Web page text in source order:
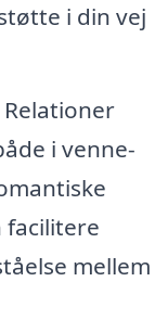
i din vej
Relationer
i venne-
facilitere
mellem